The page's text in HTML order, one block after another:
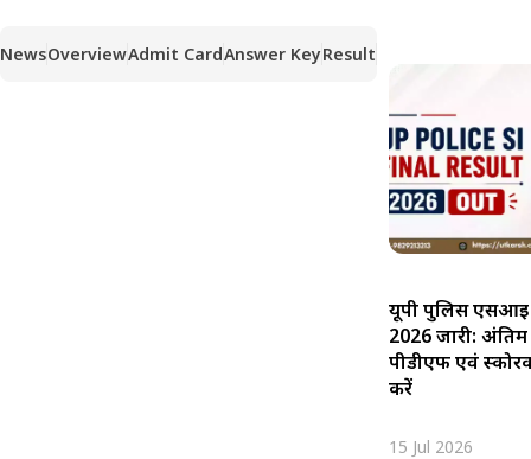
NewsOverviewAdmit CardAnswer KeyResult
यूपी पुलिस एसआई
2026 जारी:
पीडीएफ एवं
करें
15 Jul 2026